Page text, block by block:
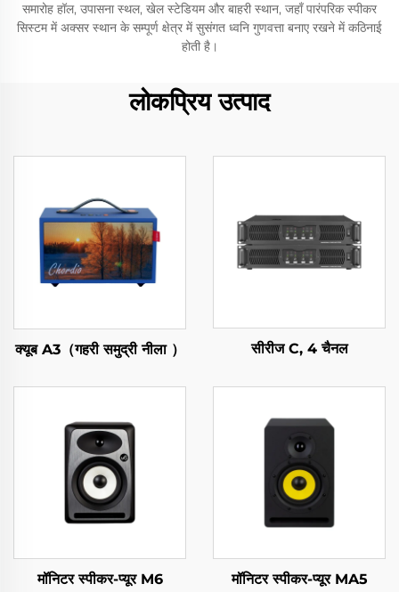
समारोह हॉल, उपासना स्थल, खेल स्टेडियम और बाहरी स्थान, जहाँ पारंपरिक स्पीकर
सिस्टम में अक्सर स्थान के सम्पूर्ण क्षेत्र में सुसंगत ध्वनि गुणवत्ता बनाए रखने में कठिनाई
होती है।
लोकप्रिय उत्पाद
क्यूब A3（गहरी समुद्री नीला ） सीरीज C, 4 चैनल
मॉनिटर स्पीकर-प्यूर M6 मॉनिटर स्पीकर-प्यूर MA5